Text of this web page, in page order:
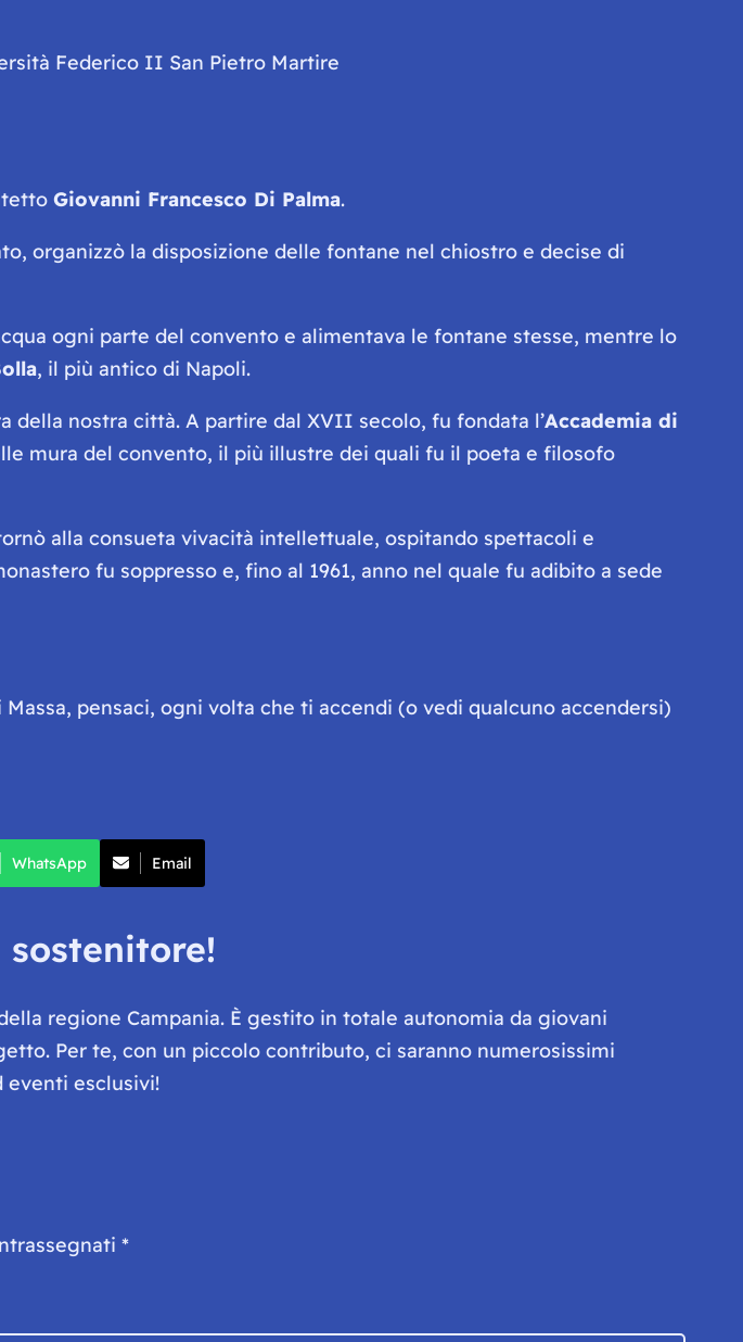
Giovanni Francesco Di Palma.
organizzò la disposizione delle fontane nel chiostro e decise di
ogni parte del convento e alimentava le fontane stesse, mentre lo
, il più antico di Napoli.
nostra città. A partire dal XVII secolo, fu fondata l’Accademia di
mura del convento, il più illustre dei quali fu il poeta e filosofo
alla consueta vivacità intellettuale, ospitando spettacoli e
fu soppresso e, fino al 1961, anno nel quale fu adibito a sede
pensaci, ogni volta che ti accendi (o vedi qualcuno accendersi)
WhatsApp Email
sostenitore!
regione Campania. È gestito in totale autonomia da giovani
Per te, con un piccolo contributo, ci saranno numerosissimi
eventi esclusivi!
*